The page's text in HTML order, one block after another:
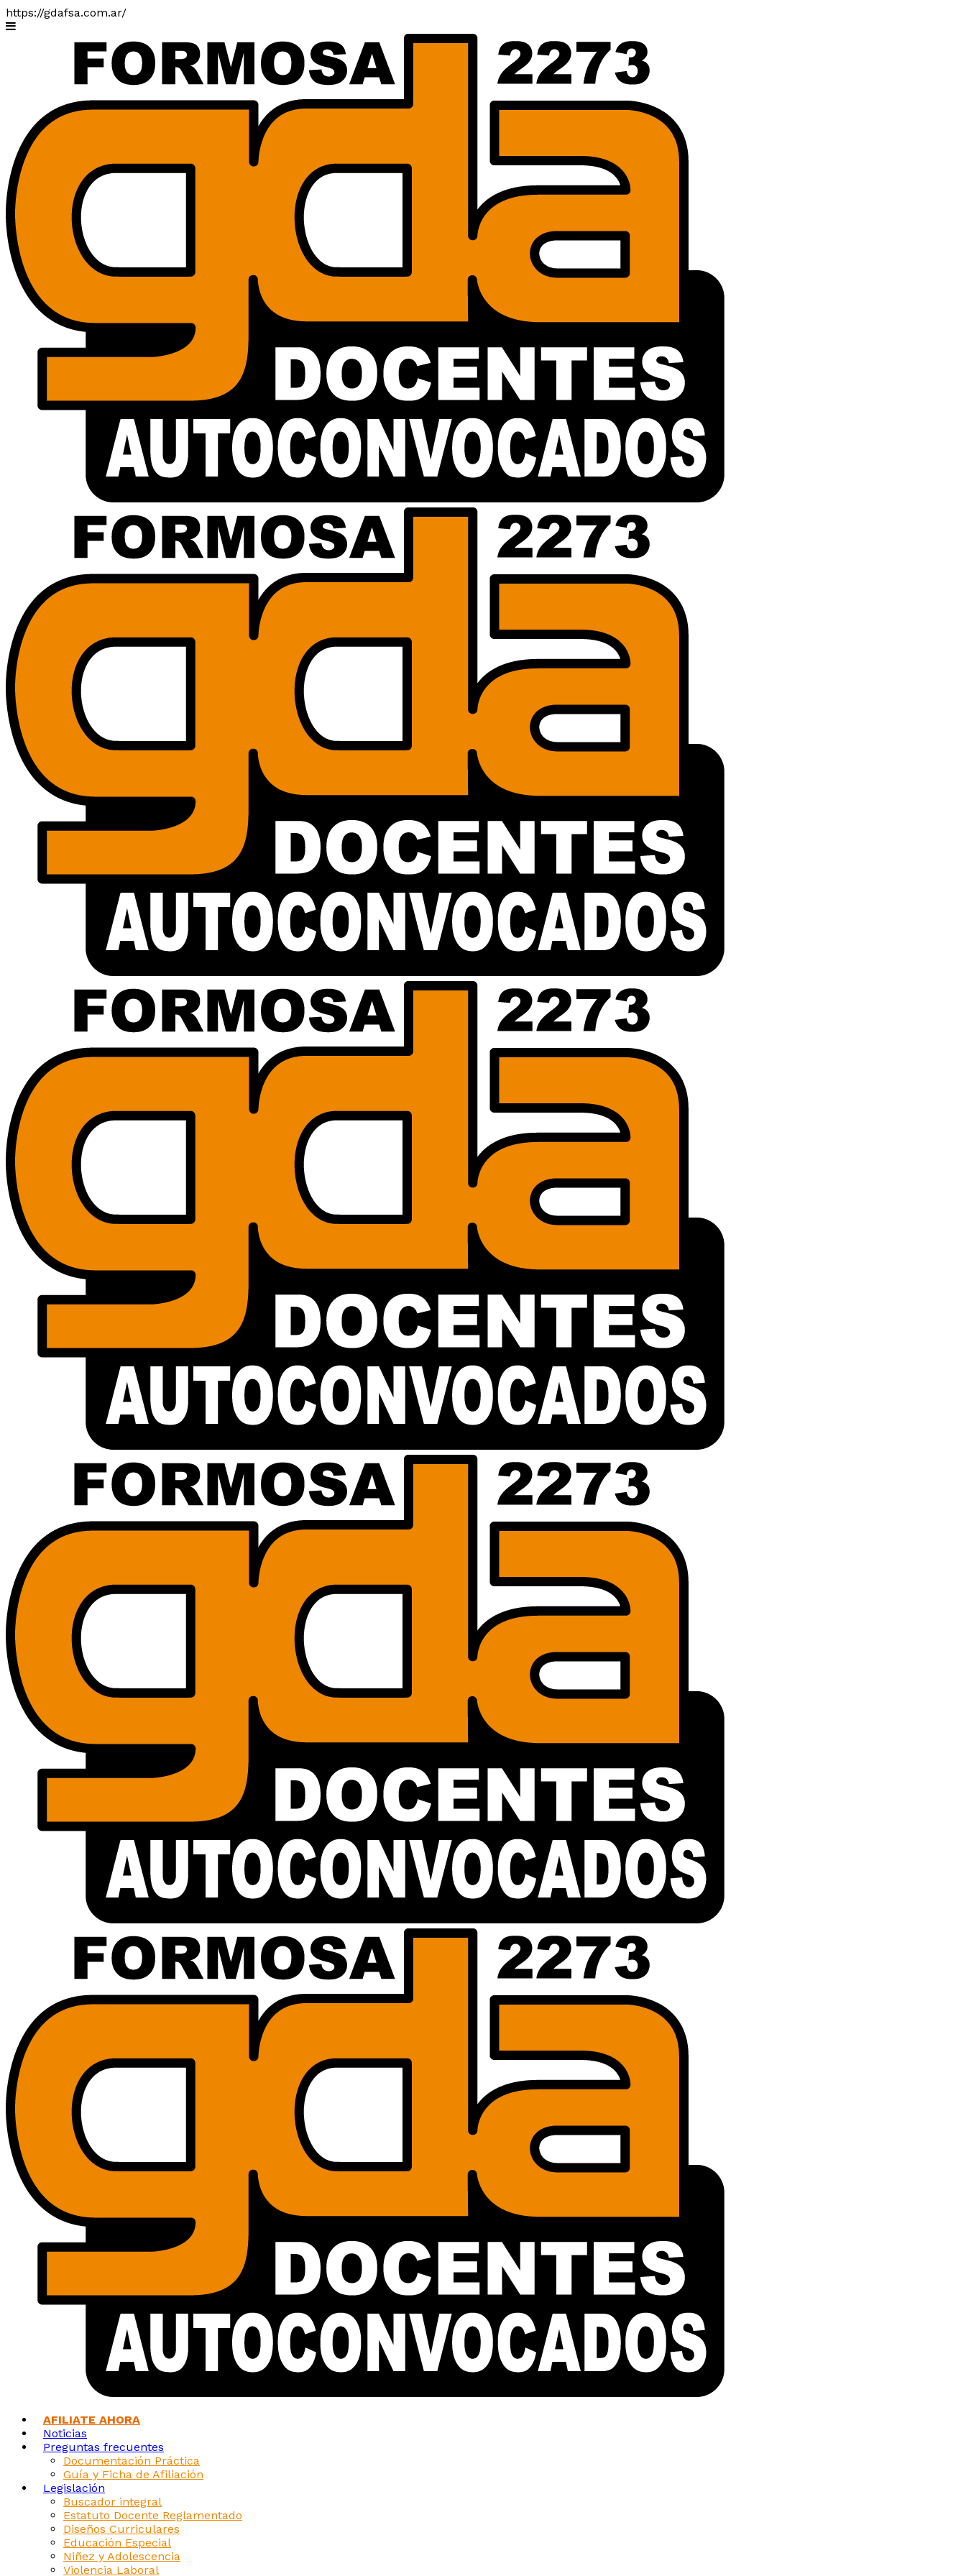
https://gdafsa.com.ar/
AFILIATE AHORA
Noticias
Preguntas frecuentes
Documentación Práctica
Guía y Ficha de Afiliación
Legislación
Buscador integral
Estatuto Docente Reglamentado
Diseños Curriculares
Educación Especial
Niñez y Adolescencia
Violencia Laboral